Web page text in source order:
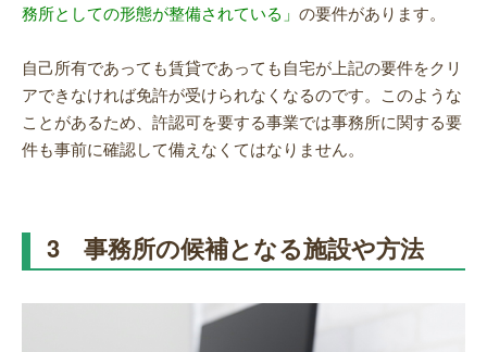
務所としての形態が整備されている」 の要件があります。
自己所有であっても賃貸であっても自宅が上記の要件をクリ
アできなければ免許が受けられなくなるのです。このような
ことがあるため、許認可を要する事業では事務所に関する要
件も事前に確認して備えなくてはなりません。
3 事務所の候補となる施設や方法